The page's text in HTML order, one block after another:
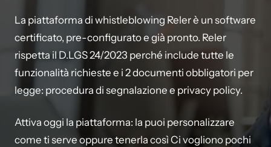
La piattaforma di whistleblowing Reler è un software
certificato, pre-configurato e già pronto. Reler
rispetta il D.LGS 24/2023 perché include tutte le
funzionalità richieste e i 2 documenti obbligatori per
legge: procedura di segnalazione e privacy policy.
Attiva oggi la piattaforma: la puoi personalizzare
come ti serve oppure tenerla così Ci vogliono pochi